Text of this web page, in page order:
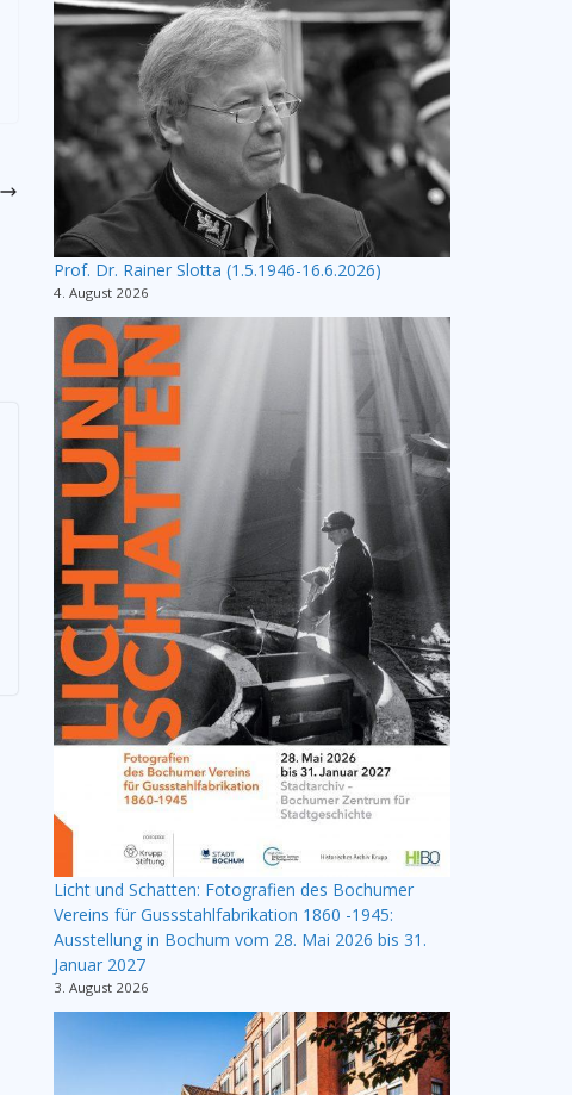
Prof. Dr. Rainer Slotta (1.5.1946-16.6.2026)
4. August 2026
Licht und Schatten: Fotografien des Bochumer
Vereins für Gussstahlfabrikation 1860 -1945:
Ausstellung in Bochum vom 28. Mai 2026 bis 31.
Januar 2027
3. August 2026